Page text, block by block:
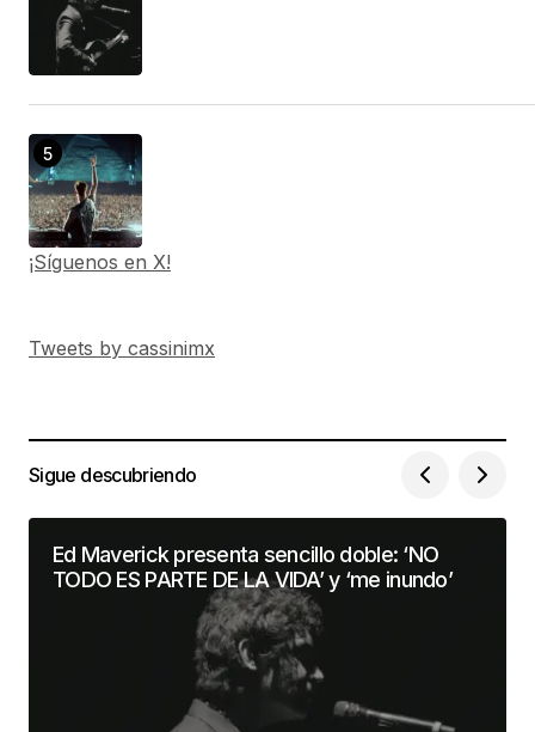
¡Síguenos en X!
Tweets by cassinimx
Sigue descubriendo
Ed Maverick presenta sencillo doble: ‘NO
TODO ES PARTE DE LA VIDA’ y ‘me inundo’